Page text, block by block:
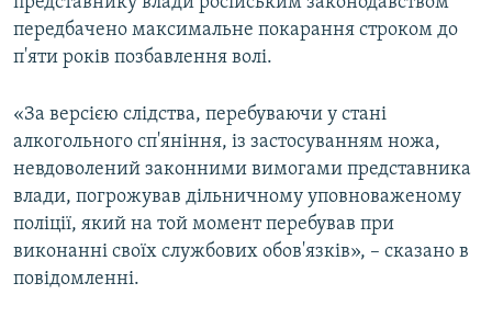
передбачено максимальне покарання строком до
п'яти років позбавлення волі.
«За версією слідства, перебуваючи у стані
алкогольного сп'яніння, із застосуванням ножа,
невдоволений законними вимогами представника
влади, погрожував дільничному уповноваженому
поліції, який на той момент перебував при
виконанні своїх службових обов'язків», – сказано в
повідомленні.